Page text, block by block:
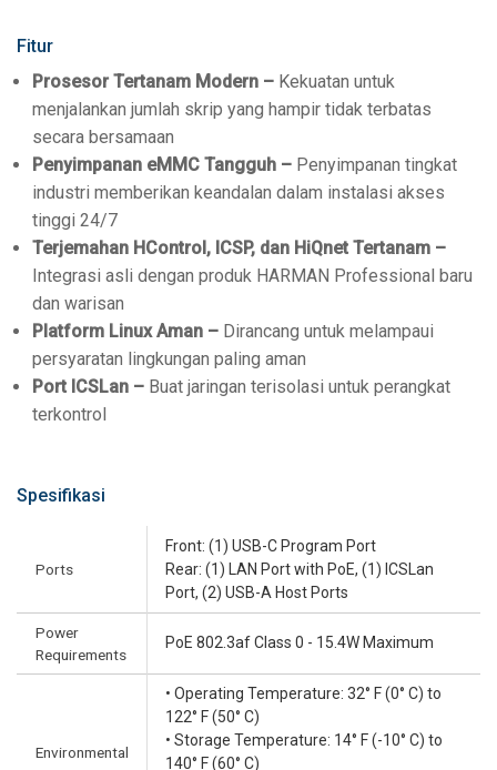
Fitur
Prosesor Tertanam Modern – Kekuatan untuk
menjalankan jumlah skrip yang hampir tidak terbatas
secara bersamaan
Penyimpanan eMMC Tangguh – Penyimpanan tingkat
industri memberikan keandalan dalam instalasi akses
tinggi 24/7
Terjemahan HControl, ICSP, dan HiQnet Tertanam –
Integrasi asli dengan produk HARMAN Professional baru
dan warisan
Platform Linux Aman – Dirancang untuk melampaui
persyaratan lingkungan paling aman
Port ICSLan – Buat jaringan terisolasi untuk perangkat
terkontrol
Spesifikasi
Ports
Front: (1) USB-C Program Port
Rear: (1) LAN Port with PoE, (1) ICSLan
Port, (2) USB-A Host Ports
Power
Requirements
PoE 802.3af Class 0 - 15.4W Maximum
Environmental
• Operating Temperature: 32° F (0° C) to
122° F (50° C)
• Storage Temperature: 14° F (-10° C) to
140° F (60° C)